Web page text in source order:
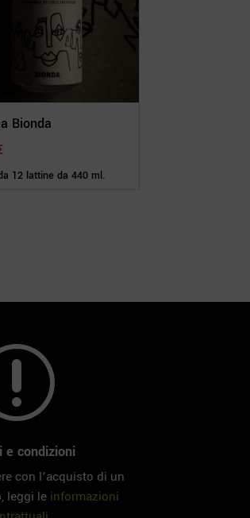
Bionda
12 lattine da 440 ml.
e condizioni
con l’acquisto di un
leggi le informazioni